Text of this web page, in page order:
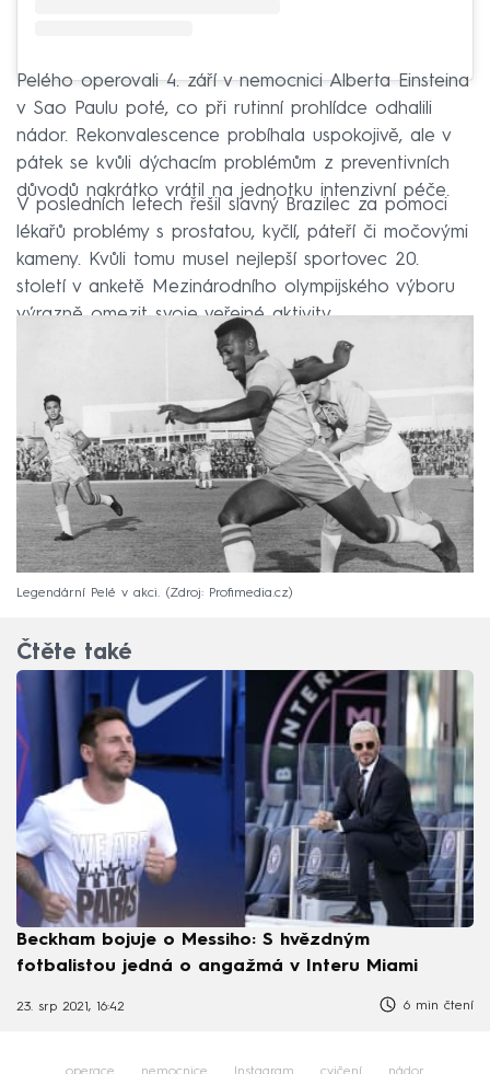
Pelého operovali 4. září v nemocnici Alberta Einsteina
v Sao Paulu poté, co při rutinní prohlídce odhalili
nádor. Rekonvalescence probíhala uspokojivě, ale v
pátek se kvůli dýchacím problémům z preventivních
důvodů nakrátko vrátil na jednotku intenzivní péče.
V posledních letech řešil slavný Brazilec za pomoci
lékařů problémy s prostatou, kyčlí, páteří či močovými
kameny. Kvůli tomu musel nejlepší sportovec 20.
století v anketě Mezinárodního olympijského výboru
výrazně omezit svoje veřejné aktivity.
Legendární Pelé v akci. Zdroj: Profimedia.cz
Čtěte také
Beckham bojuje o Messiho: S hvězdným
fotbalistou jedná o angažmá v Interu Miami
23. srp 2021, 16:42 6 min čtení